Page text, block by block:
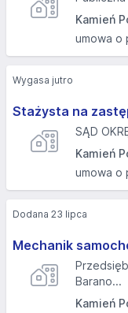
Kamień
umowa o
Stażysta na
SĄD
Kamień
umowa o
Wygasa jutro
Mechanik
Barano...
Kamień
Dodana 23 lipca